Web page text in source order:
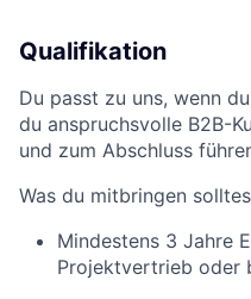
Qualifikation
Du passt zu uns, wenn
du anspruchsvolle B2B-
und zum Abschluss
Was du mitbringen
Mindestens 3 Jahre
Projektvertrieb oder